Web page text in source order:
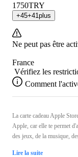
1750TRY
+45+41 plus
Ne peut pas être
France
Vérifiez les
Comment
La carte cadeau Apple
Apple, car elle te permet
des jeux, de la musique,
Lire la suite